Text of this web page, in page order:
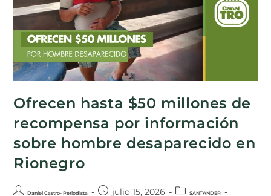
Ofrecen hasta $50 millones de
recompensa por información
sobre hombre desaparecido en
Rionegro
Daniel Castro- Periodista julio 15, 2026 SANTANDER